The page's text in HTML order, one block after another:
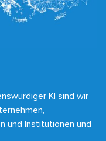
KI sind wir
und Institutionen und